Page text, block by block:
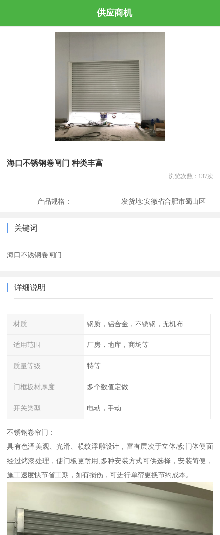
供应商机
海口不锈钢卷闸门 种类丰富
浏览次数： 137次
产品规格： 发货地:安徽省合肥市蜀山区
关键词
海口不锈钢卷闸门
详细说明
材质 钢质，铝合金，不锈钢，无机布
适用范围 厂房，地库，商场等
质量等级 特等
门框板材厚度 多个数值定做
开关类型 电动，手动
不锈钢卷帘门：
具有色泽美观、光滑、横纹浮雕设计，富有层次于立体感;门体便面
经过烤漆处理，使门板更耐用;多种安装方式可供选择，安装简便，
施工速度快节省工期，如有损伤，可进行单帘更换节约成本。